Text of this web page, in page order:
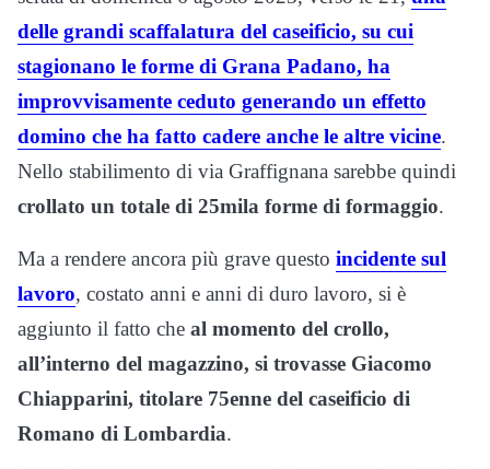
delle grandi scaffalatura del caseificio, su cui
stagionano le forme di Grana Padano, ha
improvvisamente ceduto generando un effetto
domino che ha fatto cadere anche le altre vicine.
Nello stabilimento di via Graffignana sarebbe quindi
crollato un totale di 25mila forme di formaggio.
Ma a rendere ancora più grave questo incidente sul
lavoro, costato anni e anni di duro lavoro, si è
aggiunto il fatto che al momento del crollo,
all’interno del magazzino, si trovasse Giacomo
Chiapparini, titolare 75enne del caseificio di
Romano di Lombardia.